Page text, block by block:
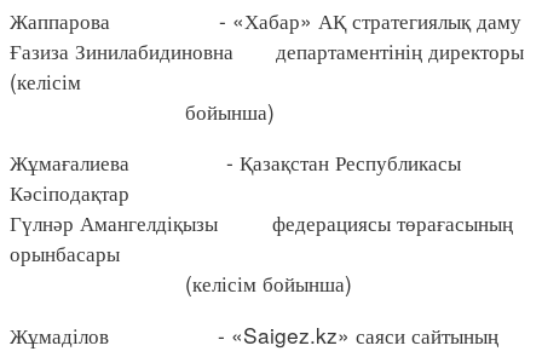
Жаппарова - «Хабар» АҚ стратегиялық даму
Ғазиза Зинилабидиновна департаментінің директоры
(келісім
бойынша)
Жұмағалиева - Қазақстан Республикасы
Кәсіподақтар
Гүлнәр Амангелдіқызы федерациясы төрағасының
орынбасары
(келісім бойынша)
Жұмаділов - «Saigez.kz» саяси сайтының